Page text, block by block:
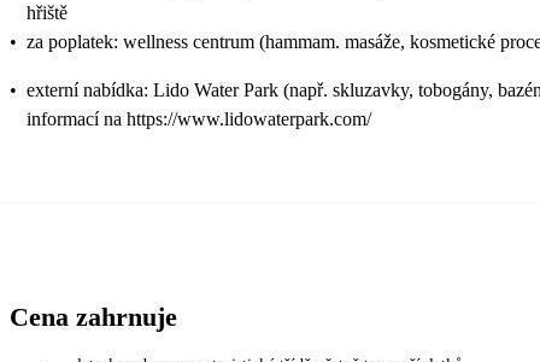
hřiště
• za poplatek: wellness centrum (hammam. masáže, kosmetické
• externí nabídka: Lido Water Park (např. skluzavky, tobogány,
informací na https://www.lidowaterpark.com/
Cena zahrnuje